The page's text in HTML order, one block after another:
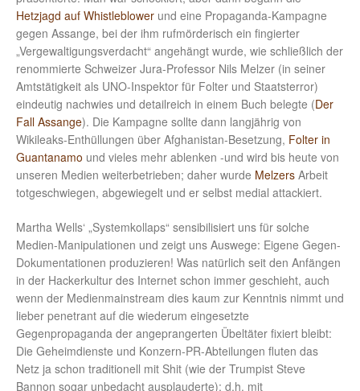
Hetzjagd auf Whistleblower und eine Propaganda-Kampagne
gegen Assange, bei der ihm rufmörderisch ein fingierter
„Vergewaltigungsverdacht“ angehängt wurde, wie schließlich der
renommierte Schweizer Jura-Professor Nils Melzer (in seiner
Amtstätigkeit als UNO-Inspektor für Folter und Staatsterror)
eindeutig nachwies und detailreich in einem Buch belegte (Der
Fall Assange). Die Kampagne sollte dann langjährig von
Wikileaks-Enthüllungen über Afghanistan-Besetzung, Folter in
Guantanamo und vieles mehr ablenken -und wird bis heute von
unseren Medien weiterbetrieben; daher wurde Melzers Arbeit
totgeschwiegen, abgewiegelt und er selbst medial attackiert.
Martha Wells‘ „Systemkollaps“ sensibilisiert uns für solche
Medien-Manipulationen und zeigt uns Auswege: Eigene Gegen-
Dokumentationen produzieren! Was natürlich seit den Anfängen
in der Hackerkultur des Internet schon immer geschieht, auch
wenn der Medienmainstream dies kaum zur Kenntnis nimmt und
lieber penetrant auf die wiederum eingesetzte
Gegenpropaganda der angeprangerten Übeltäter fixiert bleibt:
Die Geheimdienste und Konzern-PR-Abteilungen fluten das
Netz ja schon traditionell mit Shit (wie der Trumpist Steve
Bannon sogar unbedacht ausplauderte); d.h. mit